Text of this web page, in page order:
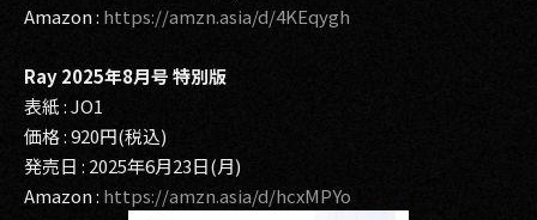
Amazon : https://amzn.asia/d/4KEqygh
Ray 2025年8月号 特別版
表紙 : JO1
価格 : 920円(税込)
発売日 : 2025年6月23日(月)
Amazon : https://amzn.asia/d/hcxMPYo